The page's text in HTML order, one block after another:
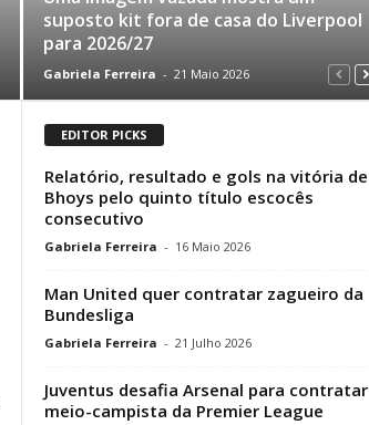
suposto kit fora de casa do Liverpool
para 2026/27
Gabriela Ferreira - 21 Maio 2026
EDITOR PICKS
Relatório, resultado e gols na vitória de
Bhoys pelo quinto título escocês
consecutivo
Gabriela Ferreira - 16 Maio 2026
Man United quer contratar zagueiro da
Bundesliga
Gabriela Ferreira - 21 Julho 2026
Juventus desafia Arsenal para contratar
meio-campista da Premier League